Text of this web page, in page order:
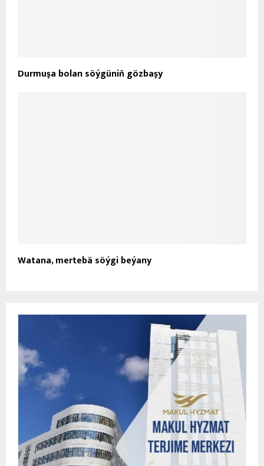
Durmuşa bolan söýgüniň gözbaşy
Watana, mertebä söýgi beýany